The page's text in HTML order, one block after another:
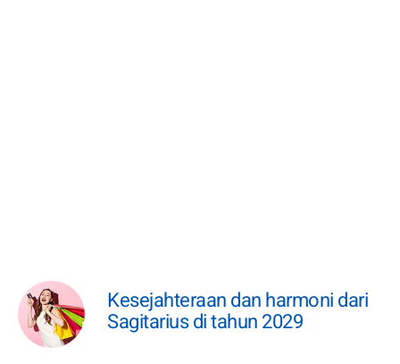
Kesejahteraan dan harmoni dari
Sagitarius di tahun 2029